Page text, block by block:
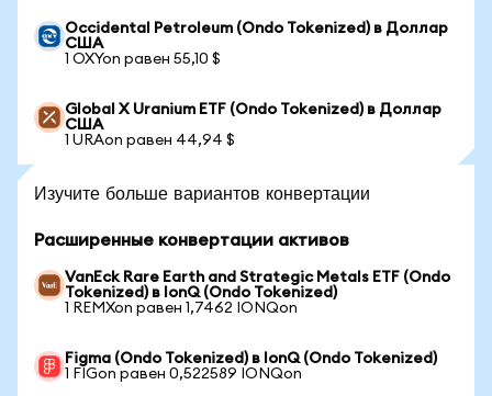
Occidental Petroleum (Ondo Tokenized) в Доллар
США
1 OXYon равен 55,10 $
Global X Uranium ETF (Ondo Tokenized) в Доллар
США
1 URAon равен 44,94 $
Изучите больше вариантов конвертации
Расширенные конвертации активов
VanEck Rare Earth and Strategic Metals ETF (Ondo
Tokenized) в IonQ (Ondo Tokenized)
1 REMXon равен 1,7462 IONQon
Figma (Ondo Tokenized) в IonQ (Ondo Tokenized)
1 FIGon равен 0,522589 IONQon